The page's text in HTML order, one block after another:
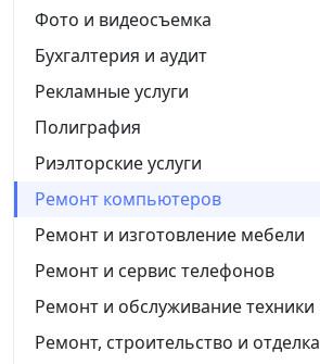
Фото и видеосъемка
Бухгалтерия и аудит
Рекламные услуги
Полиграфия
Риэлторские услуги
Ремонт компьютеров
Ремонт и изготовление мебели
Ремонт и сервис телефонов
Ремонт и обслуживание техники
Ремонт, строительство и отделка